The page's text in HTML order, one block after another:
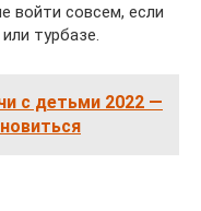
войти совсем, если
турбазе.
с детьми 2022 —